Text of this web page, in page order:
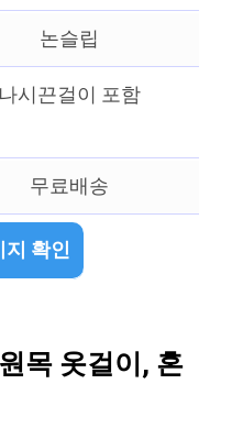
논슬립
나시끈걸이 포함
무료배송
확인
목 옷걸이, 혼